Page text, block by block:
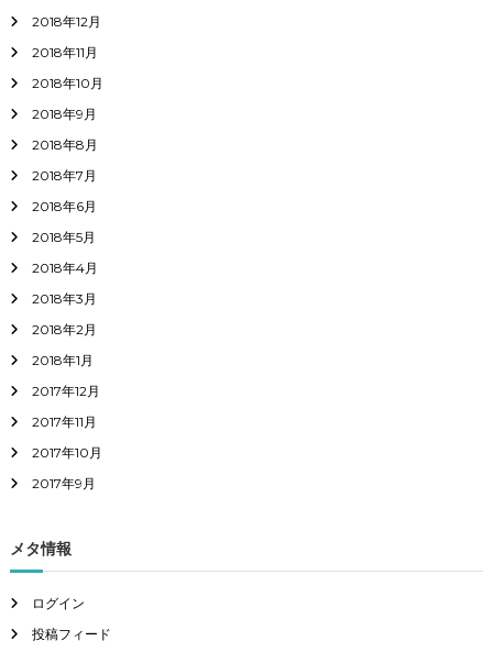
2018年12月
2018年11月
2018年10月
2018年9月
2018年8月
2018年7月
2018年6月
2018年5月
2018年4月
2018年3月
2018年2月
2018年1月
2017年12月
2017年11月
2017年10月
2017年9月
メタ情報
ログイン
投稿フィード